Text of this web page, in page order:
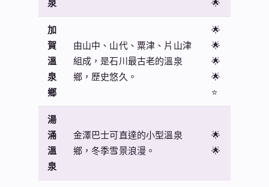
泉
🌟
加
賀
溫
泉
鄉
由山中、山代、粟津、片山津
組成，是石川最古老的溫泉
鄉，歷史悠久。
🌟
🌟
🌟
🌟
⭐️
湯
涌
溫
泉
金澤巴士可直達的小型溫泉
鄉，冬季雪景浪漫。
🌟
🌟